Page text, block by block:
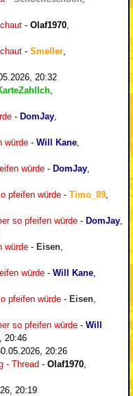
- Olaf1970
- Smeller
20:32
- DomJay
würde - Will Kane
würde - DomJay
pfeifen würde - Timo_89
so pfeifen würde - DomJay
würde - Eisen
würde - Will Kane
pfeifen würde - Eisen
so pfeifen würde - Will
20:46
20:26
- Thread - Olaf1970
20:19